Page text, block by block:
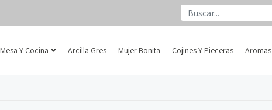
Mesa Y Cocina Arcilla Gres Mujer Bonita Cojines Y Pieceras Aromas